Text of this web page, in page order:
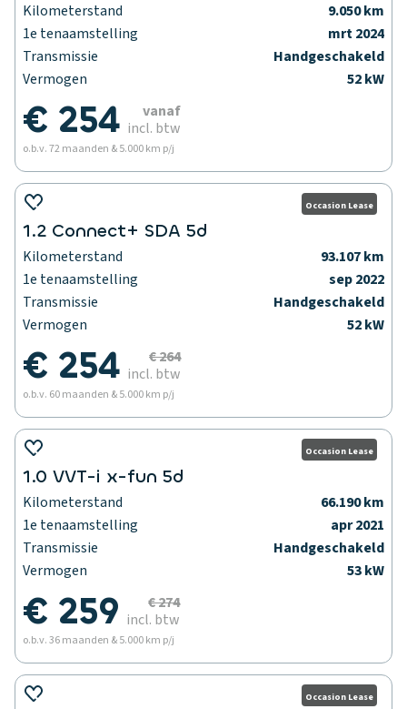
Kilometerstand
9.050 km
1e tenaamstelling
mrt 2024
Transmissie
Handgeschakeld
Vermogen
52 kW
€ 254
vanaf
incl. btw
o.b.v. 72 maanden & 5.000 km p/j
Occasion Lease
1.2 Connect+ SDA 5d
Kilometerstand
93.107 km
1e tenaamstelling
sep 2022
Transmissie
Handgeschakeld
Vermogen
52 kW
€ 254
€ 264
incl. btw
o.b.v. 60 maanden & 5.000 km p/j
Occasion Lease
1.0 VVT-i x-fun 5d
Kilometerstand
66.190 km
1e tenaamstelling
apr 2021
Transmissie
Handgeschakeld
Vermogen
53 kW
€ 259
€ 274
incl. btw
o.b.v. 36 maanden & 5.000 km p/j
Occasion Lease